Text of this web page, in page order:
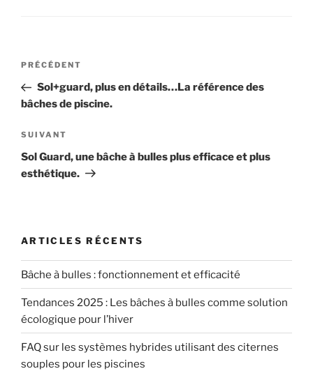
Navigation
l’article
Article
précédent
PRÉCÉDENT
Sol+guard, plus en détails…La référence des
bâches de piscine.
Article
suivant
SUIVANT
Sol Guard, une bâche à bulles plus efficace et plus
esthétique.
ARTICLES RÉCENTS
Bâche à bulles : fonctionnement et efficacité
Tendances 2025 : Les bâches à bulles comme solution
écologique pour l’hiver
FAQ sur les systèmes hybrides utilisant des citernes
souples pour les piscines